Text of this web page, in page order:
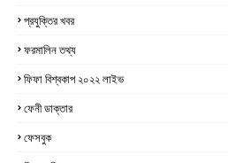
প্রযুক্তির খবর
ফরমালিন তথ্য
ফিফা বিশ্বকাপ ২০২২ লাইভ
ফেনী ডাক্তার
ফেসবুক